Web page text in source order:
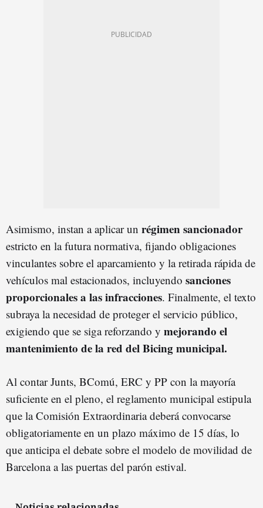
Asimismo, instan a aplicar un régimensancionador
estricto en la futura normativa, fijando obligaciones
vinculantes sobre el aparcamiento y la retirada rápida de
vehículos mal estacionados, incluyendo sanciones
proporcionales a las infracciones. Finalmente, el texto
subraya la necesidad de proteger el servicio público,
exigiendo que se siga reforzando y mejorando el
mantenimiento de la red del Bicing municipal.
Al contar Junts, BComú, ERC y PP con la mayoría
suficiente en el pleno, el reglamento municipal estipula
que la Comisión Extraordinaria deberá convocarse
obligatoriamente en un plazo máximo de 15 días, lo
que anticipa el debate sobre el modelo de movilidad de
Barcelona a las puertas del parón estival.